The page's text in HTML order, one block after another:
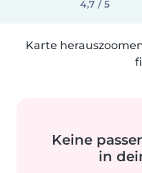
4,7 / 5
Karte
Keine
in